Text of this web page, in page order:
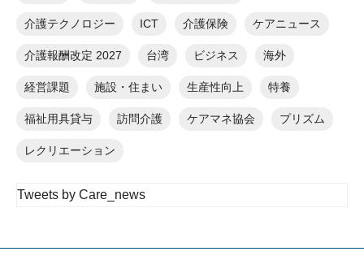
介護テクノロジー ICT 介護保険 ケアニュース
介護報酬改定 2027 台湾 ビジネス 海外
経営課題 施設・住まい 生産性向上 特養
福祉用具貸与 訪問介護 ケアマネ協会 プリズム
レクリエーション
Tweets by Care_news